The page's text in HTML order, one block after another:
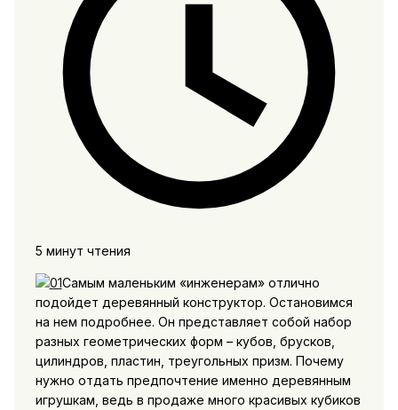
5 минут чтения
Самым маленьким «инженерам» отлично
подойдет деревянный конструктор. Остановимся
на нем подробнее. Он представляет собой набор
разных геометрических форм – кубов, брусков,
цилиндров, пластин, треугольных призм. Почему
нужно отдать предпочтение именно деревянным
игрушкам, ведь в продаже много красивых кубиков